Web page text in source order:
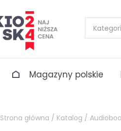
Magazyny polskie
Strona główna / Katalog /